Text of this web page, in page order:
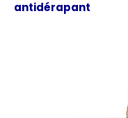
antidérapant